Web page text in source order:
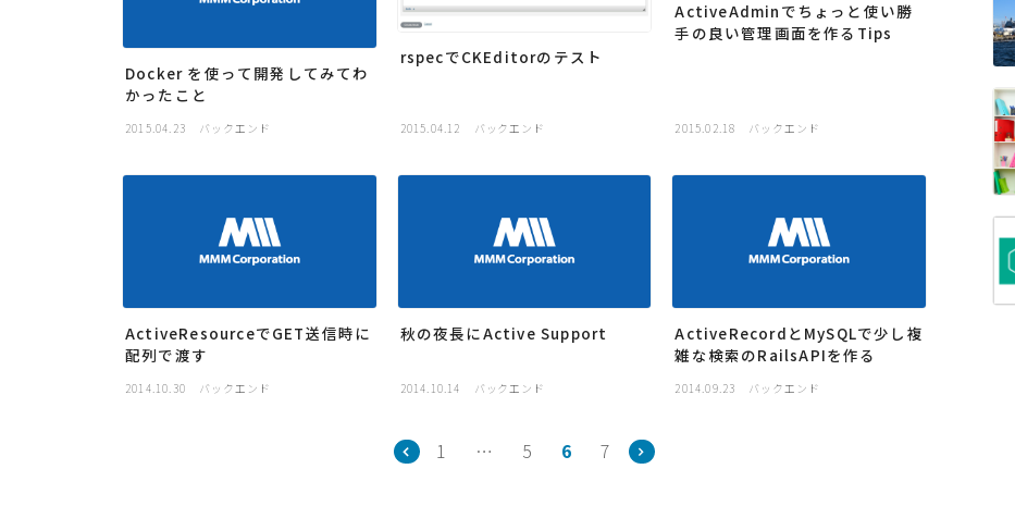
Docker を使って開発してみてわ
かったこと
2015.04.23 バックエンド
rspecでCKEditorのテスト
2015.04.12 バックエンド
ActiveAdminでちょっと使い勝
手の良い管理画面を作るTips
2015.02.18 バックエンド
ActiveResourceでGET送信時に
配列で渡す
2014.10.30 バックエンド
秋の夜長にActive Support
2014.10.14 バックエンド
ActiveRecordとMySQLで少し複
雑な検索のRailsAPIを作る
2014.09.23 バックエンド
1 … 5 6 7